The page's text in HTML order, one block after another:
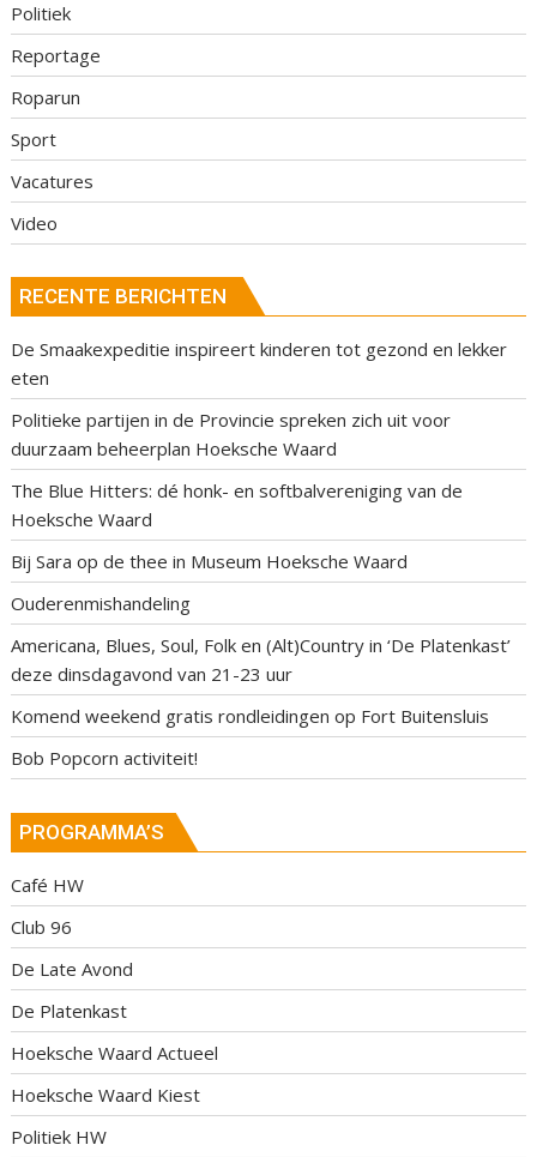
Politiek
Reportage
Roparun
Sport
Vacatures
Video
RECENTE BERICHTEN
De Smaakexpeditie inspireert kinderen tot gezond en lekker
eten
Politieke partijen in de Provincie spreken zich uit voor
duurzaam beheerplan Hoeksche Waard
The Blue Hitters: dé honk- en softbalvereniging van de
Hoeksche Waard
Bij Sara op de thee in Museum Hoeksche Waard
Ouderenmishandeling
Americana, Blues, Soul, Folk en (Alt)Country in ‘De Platenkast’
deze dinsdagavond van 21-23 uur
Komend weekend gratis rondleidingen op Fort Buitensluis
Bob Popcorn activiteit!
PROGRAMMA’S
Café HW
Club 96
De Late Avond
De Platenkast
Hoeksche Waard Actueel
Hoeksche Waard Kiest
Politiek HW